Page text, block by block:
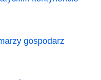
gospodarz